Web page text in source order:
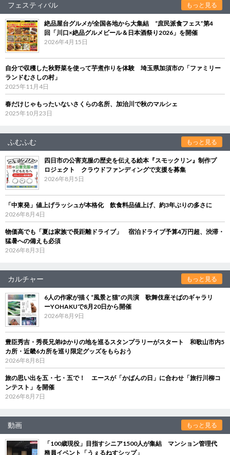
フェスティバル もっと見る
絶品屋台グルメが全国各地から大集結 “庶民派食フェス”第4
回「川口×絶品グルメビール＆日本酒祭り2026」を開催
2026年4月15日
自分で収穫した秋野菜を使って芋煮作りを体験 埼玉県加須市の「ファミリー
ランドむさしの村」
2025年11月4日
春だけじゃもったいないさくらの名所、加治川で秋のマルシェ
2025年10月23日
ふむふむ もっと見る
四日市の公害克服の歴史を伝える絵本『スモックリン』制作プ
ロジェクト クラウドファンディングで支援を募集
2026年8月5日
「中東発」値上げラッシュが本格化 飲食料品値上げ、約3年ぶりの多さに
2026年8月4日
物価高でも「夏は家族で長距離ドライブ」 宿泊ドライブ予算4万円超、渋滞・
猛暑への備えも必須
2026年8月3日
カルチャー もっと見る
6人の作家が描く“風景と猫”の共演 歌舞伎座そばのギャラリ
ーYOHAKUで8月20日から開催
2026年8月9日
豊臣秀吉・秀長兄弟ゆかりの地を巡るスタンプラリーがスタート 和歌山市内5
カ所・近畿6カ所を巡り限定グッズをもらおう
2026年8月8日
旅の思い出を五・七・五で！ エースが「かばんの日」に合わせ「旅行川柳コ
ンテスト」を開催
2026年8月7日
動画 もっと見る
「100歳現役」目指すシニア1500人が集結 マンション管理代
務員イベント「うぇるねすシップ」